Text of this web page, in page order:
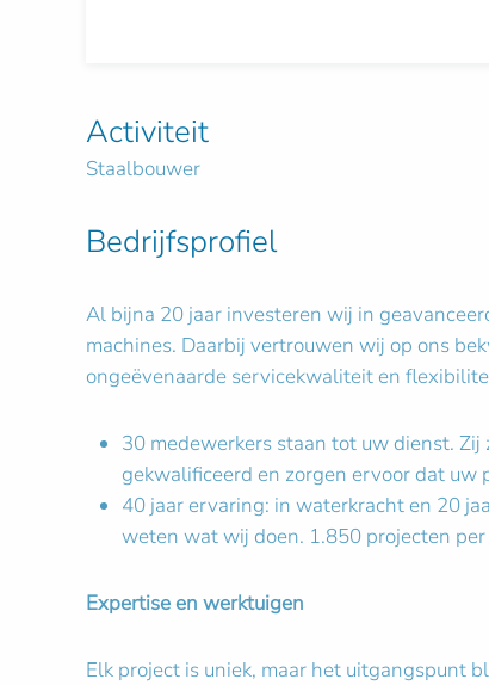
Activiteit
Staalbouwer
Bedrijfsprofiel
Al bijna 20 jaar investeren wij in
machines. Daarbij vertrouwen wij op ons
ongeëvenaarde servicekwaliteit en
30 medewerkers staan tot uw dienst.
gekwalificeerd en zorgen ervoor dat uw
40 jaar ervaring: in waterkracht en 20
weten wat wij doen. 1.850 projecten per
Expertise en werktuigen
Elk project is uniek, maar het uitgangspunt